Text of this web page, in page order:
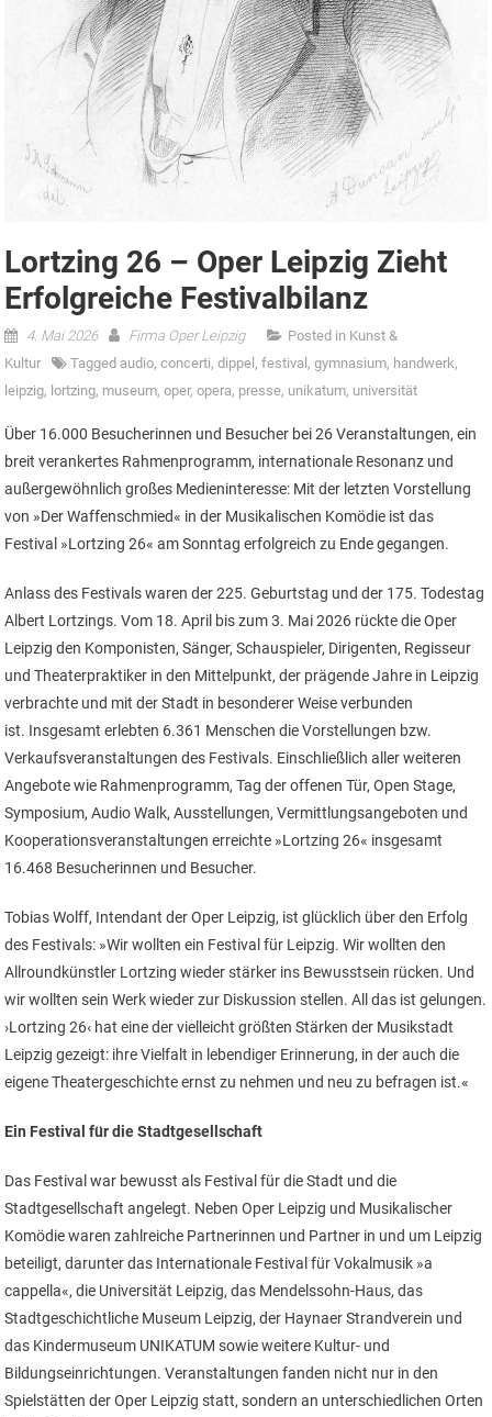
Lortzing 26 – Oper Leipzig Zieht
Erfolgreiche Festivalbilanz
4. Mai 2026 Firma Oper Leipzig Posted in Kunst &
Kultur
Tagged audio,concerti,dippel,festival,gymnasium, handwerk,
leipzig, lortzing, museum,oper,opera, presse, unikatum, universität
Über 16.000 Besucherinnen und Besucher bei 26 Veranstaltungen, ein
breit verankertes Rahmenprogramm, internationale Resonanz und
außergewöhnlich großes Medieninteresse: Mit der letzten Vorstellung
von »Der Waffenschmied« in der Musikalischen Komödie ist das
Festival »Lortzing 26« am Sonntag erfolgreich zu Ende gegangen.
Anlass des Festivals waren der 225. Geburtstag und der 175. Todestag
Albert Lortzings. Vom 18. April bis zum 3. Mai 2026 rückte die Oper
Leipzig den Komponisten, Sänger, Schauspieler, Dirigenten, Regisseur
und Theaterpraktiker in den Mittelpunkt, der prägende Jahre in Leipzig
verbrachte und mit der Stadt in besonderer Weise verbunden
ist. Insgesamt erlebten 6.361 Menschen die Vorstellungen bzw.
Verkaufsveranstaltungen des Festivals. Einschließlich aller weiteren
Angebote wie Rahmenprogramm, Tag der offenen Tür, Open Stage,
Symposium, Audio Walk, Ausstellungen, Vermittlungsangeboten und
Kooperationsveranstaltungen erreichte »Lortzing 26« insgesamt
16.468 Besucherinnen und Besucher.
Tobias Wolff, Intendant der Oper Leipzig, ist glücklich über den Erfolg
des Festivals: »Wir wollten ein Festival für Leipzig. Wir wollten den
Allroundkünstler Lortzing wieder stärker ins Bewusstsein rücken. Und
wir wollten sein Werk wieder zur Diskussion stellen. All das ist gelungen.
›Lortzing 26‹ hat eine der vielleicht größten Stärken der Musikstadt
Leipzig gezeigt: ihre Vielfalt in lebendiger Erinnerung, in der auch die
eigene Theatergeschichte ernst zu nehmen und neu zu befragen ist.«
Ein Festival für die Stadtgesellschaft
Das Festival war bewusst als Festival für die Stadt und die
Stadtgesellschaft angelegt. Neben Oper Leipzig und Musikalischer
Komödie waren zahlreiche Partnerinnen und Partner in und um Leipzig
beteiligt, darunter das Internationale Festival für Vokalmusik »a
cappella«, die Universität Leipzig, das Mendelssohn-Haus, das
Stadtgeschichtliche Museum Leipzig, der Haynaer Strandverein und
das Kindermuseum UNIKATUM sowie weitere Kultur- und
Bildungseinrichtungen. Veranstaltungen fanden nicht nur in den
Spielstätten der Oper Leipzig statt, sondern an unterschiedlichen Orten